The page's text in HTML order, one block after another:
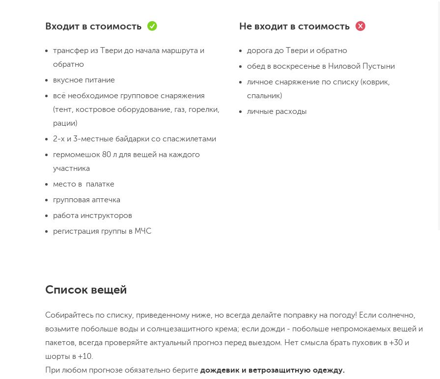
День 3
Плёсы Селигера и
Входит в стоимость
трансфер из Твери до начала маршрута и
обратно
вкусное питание
всё необходимое групповое снаряжения
(тент, костровое оборудование, газ, горелки,
рации)
2-х и 3-местные байдарки со спасжилетами
гермомешок 80 л для вещей на каждого
участника
место в палатке
групповая аптечка
работа инструкторов
регистрация группы в МЧС
Не входит в стоимость
дорога до Твери и обратно
обед в воскресенье в Ниловой Пустыни
личное снаряжение по списку (коврик,
спальник)
личные расходы
Список вещей
Собирайтесь по списку, приведенному ниже, но всегда делайте поправку на погоду! Если солнечно,
возьмите побольше воды и солнцезащитного крема; если дожди - побольше непромокаемых вещей и
пакетов, всегда проверяйте актуальный прогноз перед выездом. Нет смысла брать пуховик в +30 и
шорты в +10.
При любом прогнозе обязательно берите дождевик и ветрозащитную одежду.